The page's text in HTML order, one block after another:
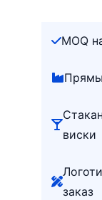
MOQ
виски
заказ